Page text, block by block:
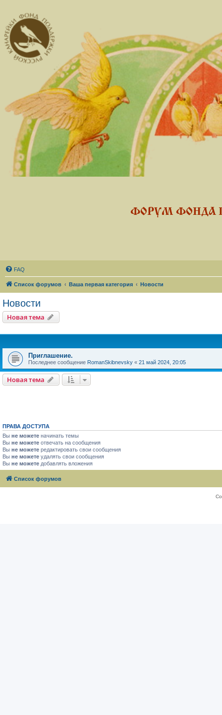
ФОРУМ ФОНДА
FAQ
Список форумов Ваша первая категория Новости
Новости
Новая тема
Приглашение.
Последнее сообщение RomanSkibnevsky « 21 май 2024, 20:05
Новая тема
ПРАВА ДОСТУПА
Вы не можете начинать темы
Вы не можете отвечать на сообщения
Вы не можете редактировать свои сообщения
Вы не можете удалять свои сообщения
Вы не можете добавлять вложения
Список форумов